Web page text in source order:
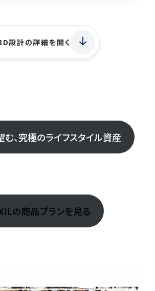
設計の詳細を開く
、究極のライフスタイル資産
の商品プランを見る